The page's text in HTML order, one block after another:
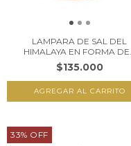
LAMPARA DE SAL DEL
HIMALAYA EN FORMA DE...
$135.000
33% OFF